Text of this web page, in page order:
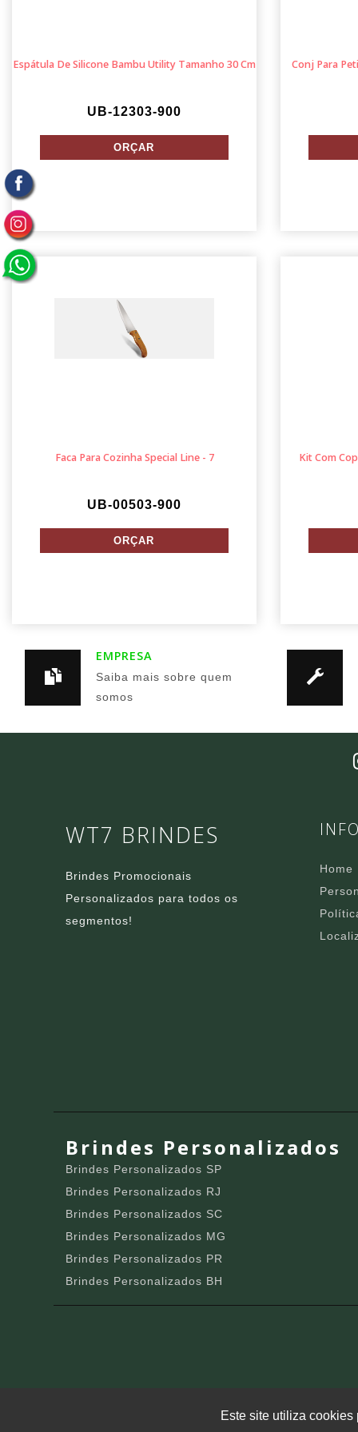
Espátula De Silicone Bambu Utility Tamanho 30 Cm
UB-12303-900
Conj Para
Faca Para Cozinha Special Line - 7
UB-00503-900
Kit Com
EMPRESA
Saiba mais sobre quem
somos
WT7 BRINDES
Brindes Promocionais
Personalizados para todos os
segmentos!
Home
Brindes Personalizados
Brindes Personalizados SP
Brindes Personalizados RJ
Brindes Personalizados SC
Brindes Personalizados MG
Brindes Personalizados PR
Brindes Personalizados BH
Este site utiliza